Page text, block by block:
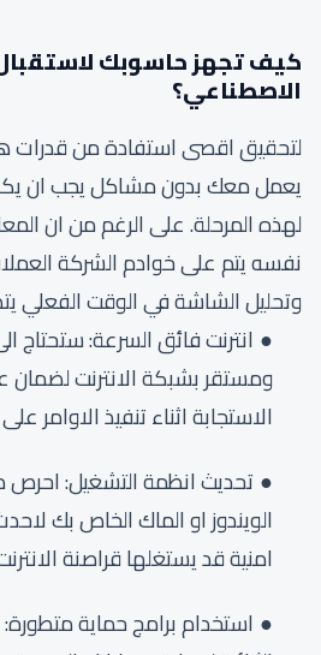
كيف تجهز حاسوبك
الاصطناعي؟
لتحقيق اقصى استفادة من قدرات
يعمل معك بدون مشاكل يجب ان
لهذه المرحلة. على الرغم من ان
نفسه يتم على خوادم الشركة
وتحليل الشاشة في الوقت الفعلي
انترنت فائق السرعة: ستحتاج
ومستقر بشبكة الانترنت
الاستجابة اثناء تنفيذ الاوامر
تحديث انظمة التشغيل: احرص
الويندوز او الماك الخاص بك
امنية قد يستغلها قراصنة
استخدام برامج حماية